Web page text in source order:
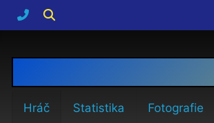
Hráč Statistika Fotografie